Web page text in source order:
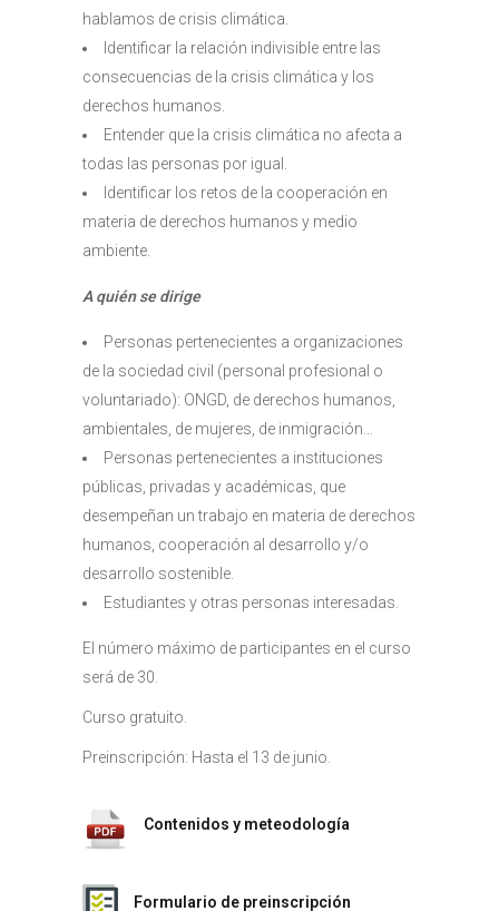
hablamos de crisis climática.
Identificar la relación indivisible entre las
consecuencias de la crisis climática y los
derechos humanos.
Entender que la crisis climática no afecta a
todas las personas por igual.
Identificar los retos de la cooperación en
materia de derechos humanos y medio
ambiente.
A quién se dirige
Personas pertenecientes a organizaciones
de la sociedad civil (personal profesional o
voluntariado): ONGD, de derechos humanos,
ambientales, de mujeres, de inmigración…
Personas pertenecientes a instituciones
públicas, privadas y académicas, que
desempeñan un trabajo en materia de derechos
humanos, cooperación al desarrollo y/o
desarrollo sostenible.
Estudiantes y otras personas interesadas.
El número máximo de participantes en el curso
será de 30.
Curso gratuito.
Preinscripción: Hasta el 13 de junio.
Contenidos y meteodología
Formulario de preinscripción